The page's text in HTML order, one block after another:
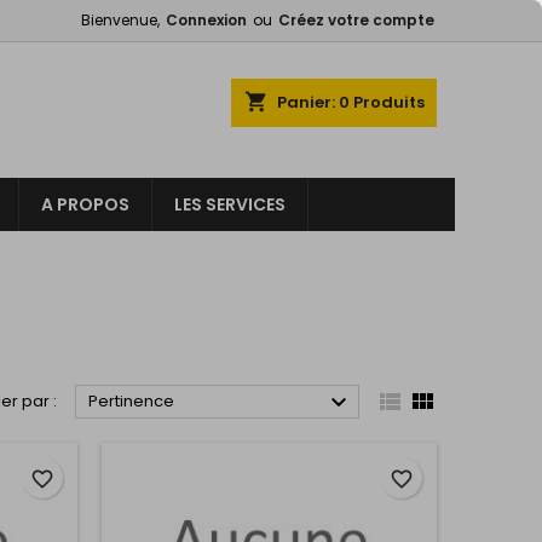
Bienvenue, Connexion ou Créez votre compte
shopping_cart Panier: 0 Produits
A PROPOS LES SERVICES
par : Pertinence   
favorite_border favorite_border